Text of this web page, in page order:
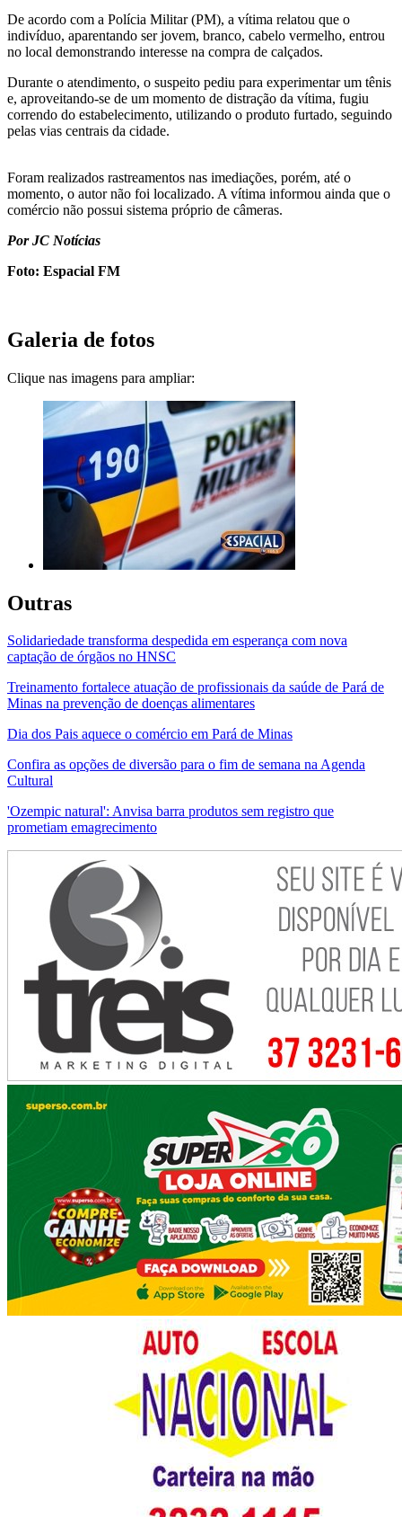
De acordo com a Polícia Militar (PM), a vítima relatou que o
indivíduo, aparentando ser jovem, branco, cabelo vermelho, entrou
no local demonstrando interesse na compra de calçados.
Durante o atendimento, o suspeito pediu para experimentar um tênis
e, aproveitando-se de um momento de distração da vítima, fugiu
correndo do estabelecimento, utilizando o produto furtado, seguindo
pelas vias centrais da cidade.
Foram realizados rastreamentos nas imediações, porém, até o
momento, o autor não foi localizado. A vítima informou ainda que o
comércio não possui sistema próprio de câmeras.
Por JC Notícias
Foto: Espacial FM
Galeria de fotos
Clique nas imagens para ampliar:
Outras
Solidariedade transforma despedida em esperança com nova
captação de órgãos no HNSC
Treinamento fortalece atuação de profissionais da saúde de Pará de
Minas na prevenção de doenças alimentares
Dia dos Pais aquece o comércio em Pará de Minas
Confira as opções de diversão para o fim de semana na Agenda
Cultural
'Ozempic natural': Anvisa barra produtos sem registro que
prometiam emagrecimento